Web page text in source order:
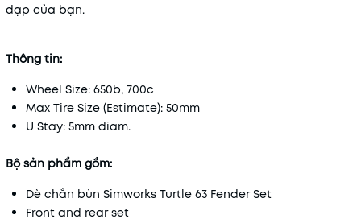
đạp của bạn.
Thông tin:
Wheel Size: 650b, 700c
Max Tire Size (Estimate): 50mm
U Stay: 5mm diam.
Bộ sản phẩm gồm:
Dè chắn bùn Simworks Turtle 63 Fender Set
Front and rear set